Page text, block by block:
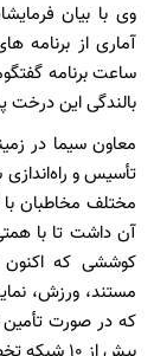
وی با بیان
بالندگی این درخت
معاون سیما در
تأسیس و
مختلف مخاطبان با
آن داشت تا با
کوششی که اکنون
مستند، ورزش،
که در صورت تأمین